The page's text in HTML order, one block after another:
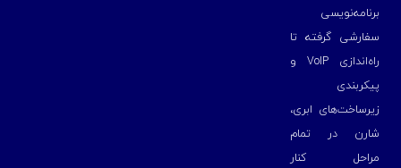
برنامه‌نویسی
سفارشی گرفته تا
راه‌اندازی VoIP و
پیکربندی
زیرساخت‌های ابری،
شارن در تمام
مراحل کنار